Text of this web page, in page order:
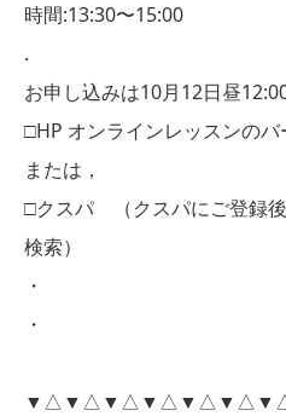
時間:13:30〜15:00
.
お申し込みは10月12日昼
□HP オンラインレッスンのバ
または，
□クスパ （クスパにご登録
検索）
・
・